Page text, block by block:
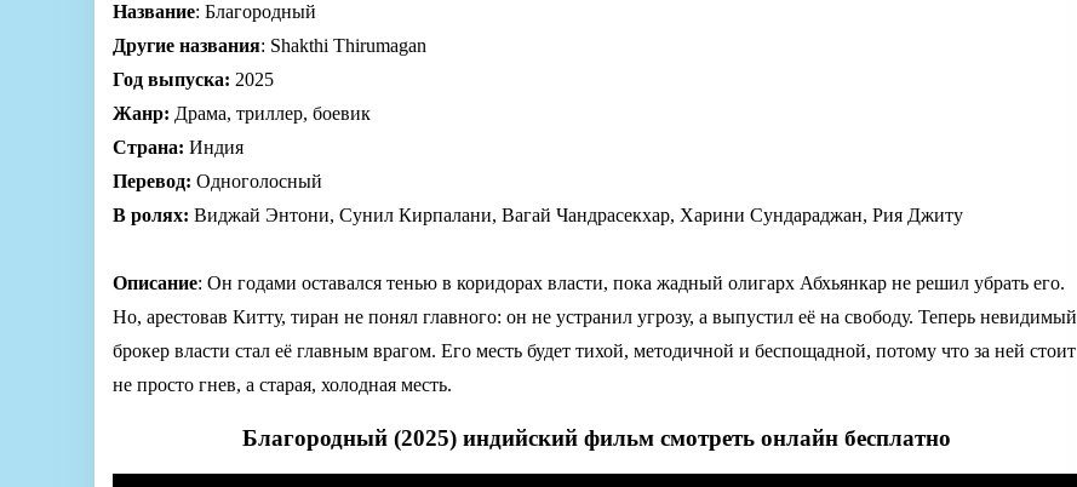
Название: Благородный
Другие названия: Shakthi Thirumagan
Год выпуска: 2025
Жанр: Драма, триллер, боевик
Страна: Индия
Перевод: Одноголосный
В ролях: Виджай Энтони, Сунил Кирпалани, Вагай Чандрасекхар, Харини Сундараджан, Рия Джиту
Описание: Он годами оставался тенью в коридорах власти, пока жадный олигарх Абхьянкар не решил убрать его.
Но, арестовав Китту, тиран не понял главного: он не устранил угрозу, а выпустил её на свободу. Теперь невидимый
брокер власти стал её главным врагом. Его месть будет тихой, методичной и беспощадной, потому что за ней стоит
не просто гнев, а старая, холодная месть.
Благородный (2025) индийский фильм смотреть онлайн бесплатно